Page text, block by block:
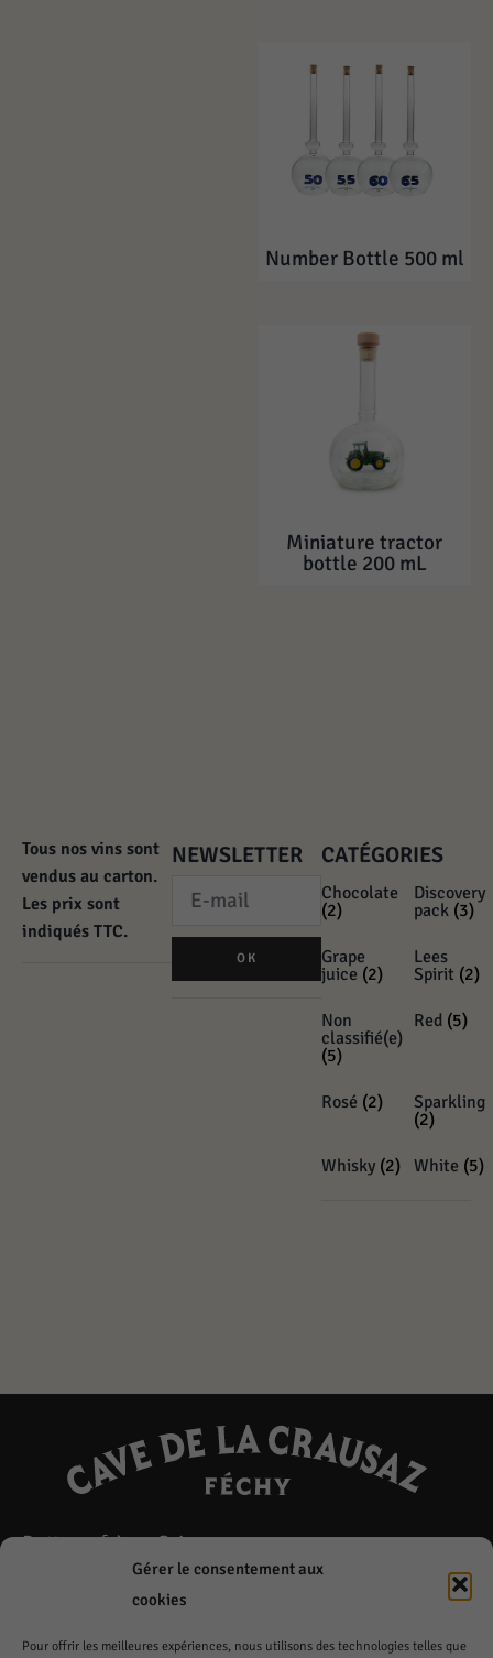
Gérer le consentement aux
cookies
Pour offrir les meilleures expériences, nous utilisons des technologies telles que
Number Bottle 500 ml
Miniature tractor
bottle 200 mL
Tous nos vins sont
vendus au carton.
Les prix sont
indiqués TTC.
NEWSLETTER
OK
CATÉGORIES
Chocolate
(2)
Discovery
pack (3)
Grape
juice (2)
Lees
Spirit (2)
Non
classifié(e)
(5)
Red (5)
Rosé (2)
Sparkling
(2)
Whisky (2) White (5)
Bettems frères S.A.
Chemin de la Crausaz 3
Lundi à Vendredi